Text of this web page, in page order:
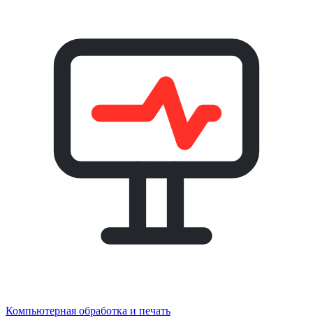
Компьютерная обработка и печать